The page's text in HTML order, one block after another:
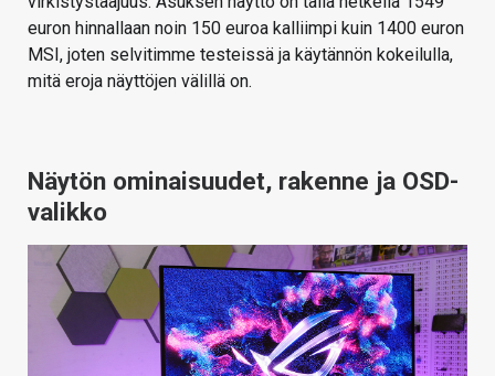
euron hinnallaan noin 150 euroa kalliimpi kuin 1400 euron
MSI, joten selvitimme testeissä ja käytännön kokeilulla,
mitä eroja näyttöjen välillä on.
Näytön ominaisuudet, rakenne ja OSD-
valikko